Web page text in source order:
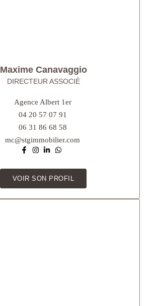
Maxime Canavaggio
DIRECTEUR ASSOCIÉ
Agence Albert 1er
04 20 57 07 91
06 31 86 68 58
mc@stgimmobilier.com
VOIR SON PROFIL